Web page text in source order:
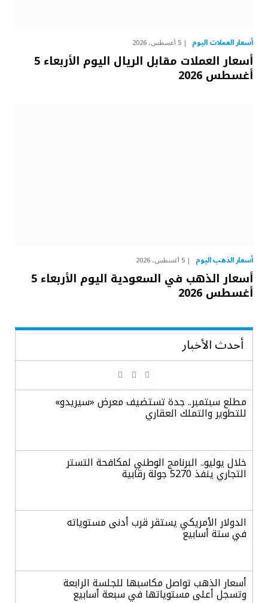
أسعار العملات اليوم 5 أغسطس، 2026
أسعار العملات مقابل الريال اليوم الأربعاء 5
أغسطس 2026
أسعار الذهب اليوم 5 أغسطس، 2026
أسعار الذهب في السعودية اليوم الأربعاء 5
أغسطس 2026
أحدث الأخبار
مطلع سبتمبر.. جدة تستضيف معرض «سيريدو»
للتطوير والتملك العقاري
خلال يوليو.. البرنامج الوطني لمكافحة التستر
التجاري ينفذ 5270 جولة رقابية
الدولار الأمريكي يستقر قرب أدنى مستوياته
في ستة أسابيع
أسعار الذهب تواصل مكاسبها للجلسة الرابعة
وتسجل أعلى مستوياتها في سبعة أسابيع